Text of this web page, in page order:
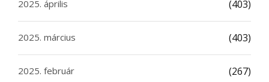
2025. április (403)
2025. március (403)
2025. február (267)